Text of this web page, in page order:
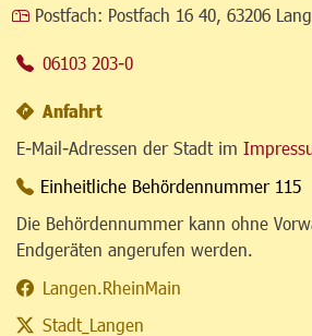
Postfach: Postfach 16 40, 63206
06103 203-0
Anfahrt
E-Mail-Adressen der Stadt im
Einheitliche Behördennummer 115
Die Behördennummer kann ohne
Endgeräten angerufen werden.
Langen.RheinMain
Stadt_Langen